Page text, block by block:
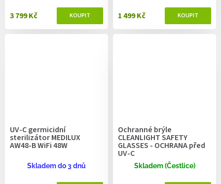
3 799 Kč 1 499 Kč
UV-C germicidní
sterilizátor MEDILUX
AW48-B WiFi 48W
Skladem do 3 dnů
Ochranné brýle
CLEANLIGHT SAFETY
GLASSES - OCHRANA před
UV-C
Skladem (Čestlice)